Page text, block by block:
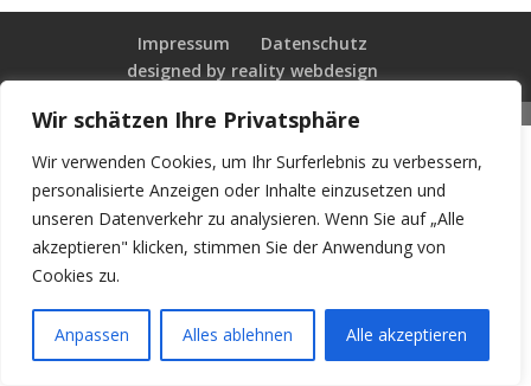
Wir schätzen Ihre Privatsphäre
Wir verwenden Cookies, um Ihr Surferlebnis zu verbessern,
personalisierte Anzeigen oder Inhalte einzusetzen und
unseren Datenverkehr zu analysieren. Wenn Sie auf „Alle
akzeptieren" klicken, stimmen Sie der Anwendung von
Cookies zu.
Anpassen Alles ablehnen Alle akzeptieren
Impressum
Datenschutz
designed by reality webdesign